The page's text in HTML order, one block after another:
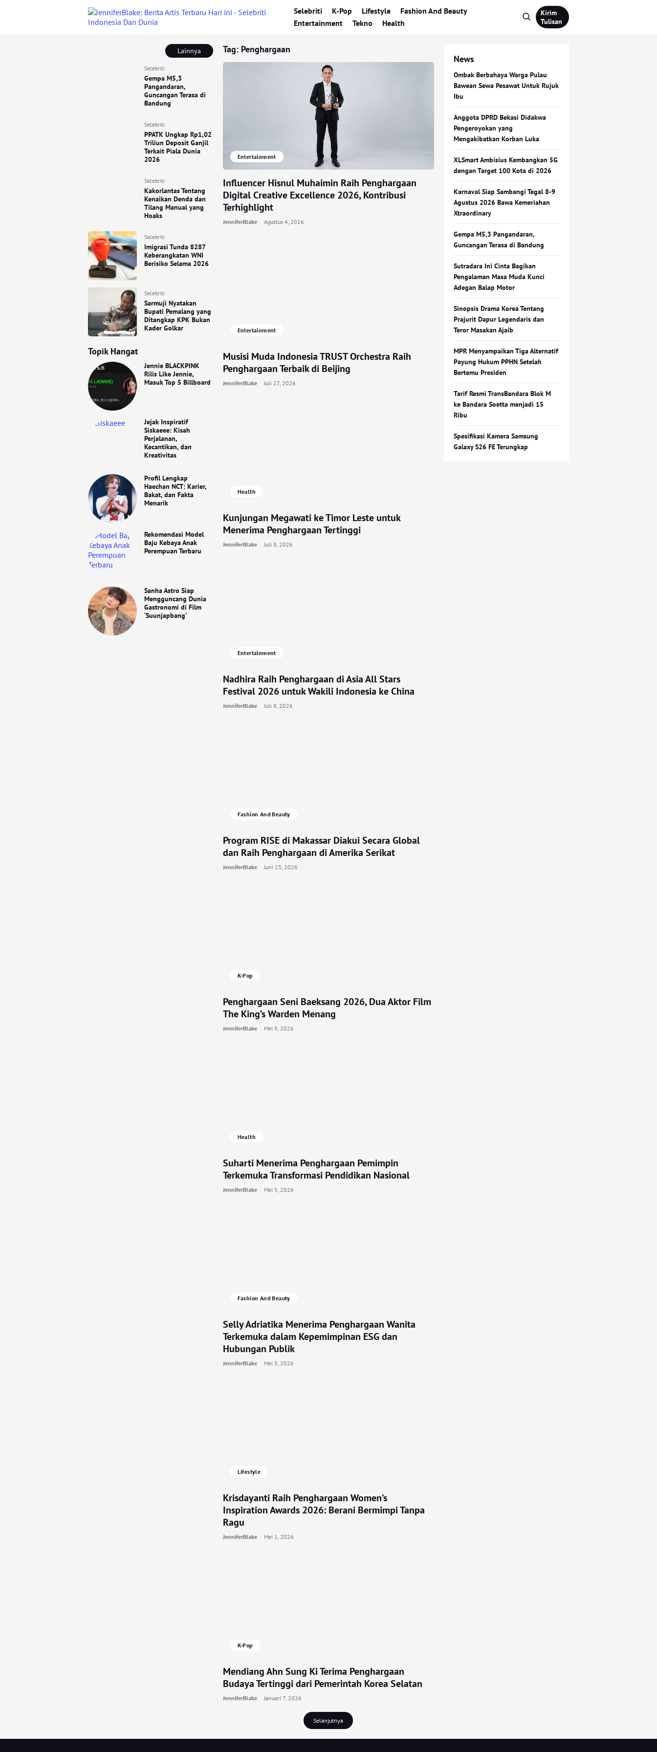
Selebriti K-Pop Lifestyle
Fashion And Beauty
Entertainment
Tekno Health
Kirim
Tulisan
Lainnya
Selebriti
Gempa M5,3
Pangandaran,
Guncangan Terasa di
Bandung
Selebriti
PPATK Ungkap Rp1,02
Triliun Deposit Ganjil
Terkait Piala Dunia
2026
Selebriti
Kakorlantas Tentang
Kenaikan Denda dan
Tilang Manual yang
Hoaks
Selebriti
Imigrasi Tunda 8287
Keberangkatan WNI
Berisiko Selama 2026
Selebriti
Sarmuji Nyatakan
Bupati Pemalang yang
Ditangkap KPK Bukan
Kader Golkar
Topik Hangat
Jennie BLACKPINK
Rilis Like Jennie,
Masuk Top 5 Billboard
Jejak Inspiratif
Siskaeee: Kisah
Perjalanan,
Kecantikan, dan
Kreativitas
Profil Lengkap
Haechan NCT: Karier,
Bakat, dan Fakta
Menarik
Rekomendasi Model
Baju Kebaya Anak
Perempuan Terbaru
Sanha Astro Siap
Mengguncang Dunia
Gastronomi di Film
‘Suunjapbang’
Tag: Penghargaan
Entertainment
Influencer Hisnul Muhaimin Raih Penghargaan
Digital Creative Excellence 2026, Kontribusi
Terhighlight
JenniferBlake Agustus 4, 2026
Entertainment
Musisi Muda Indonesia TRUST Orchestra Raih
Penghargaan Terbaik di Beijing
JenniferBlake Juli 27, 2026
Health
Kunjungan Megawati ke Timor Leste untuk
Menerima Penghargaan Tertinggi
JenniferBlake Juli 8, 2026
Entertainment
Nadhira Raih Penghargaan di Asia All Stars
Festival 2026 untuk Wakili Indonesia ke China
JenniferBlake Juli 8, 2026
Fashion And Beauty
Program RISE di Makassar Diakui Secara Global
dan Raih Penghargaan di Amerika Serikat
JenniferBlake Juni 23, 2026
K-Pop
Penghargaan Seni Baeksang 2026, Dua Aktor Film
The King’s Warden Menang
JenniferBlake Mei 9, 2026
Health
Suharti Menerima Penghargaan Pemimpin
Terkemuka Transformasi Pendidikan Nasional
JenniferBlake Mei 5, 2026
Fashion And Beauty
Selly Adriatika Menerima Penghargaan Wanita
Terkemuka dalam Kepemimpinan ESG dan
Hubungan Publik
JenniferBlake Mei 5, 2026
Lifestyle
Krisdayanti Raih Penghargaan Women’s
Inspiration Awards 2026: Berani Bermimpi Tanpa
Ragu
JenniferBlake Mei 1, 2026
K-Pop
Mendiang Ahn Sung Ki Terima Penghargaan
Budaya Tertinggi dari Pemerintah Korea Selatan
JenniferBlake Januari 7, 2026
Selanjutnya
News
Ombak Berbahaya Warga Pulau
Bawean Sewa Pesawat Untuk Rujuk
Ibu
Anggota DPRD Bekasi Didakwa
Pengeroyokan yang
Mengakibatkan Korban Luka
XLSmart Ambisius Kembangkan 5G
dengan Target 100 Kota di 2026
Karnaval Siap Sambangi Tegal 8-9
Agustus 2026 Bawa Kemeriahan
Xtraordinary
Gempa M5,3 Pangandaran,
Guncangan Terasa di Bandung
Sutradara Ini Cinta Bagikan
Pengalaman Masa Muda Kunci
Adegan Balap Motor
Sinopsis Drama Korea Tentang
Prajurit Dapur Legendaris dan
Teror Masakan Ajaib
MPR Menyampaikan Tiga Alternatif
Payung Hukum PPHN Setelah
Bertemu Presiden
Tarif Resmi TransBandara Blok M
ke Bandara Soetta menjadi 15
Ribu
Spesifikasi Kamera Samsung
Galaxy S26 FE Terungkap